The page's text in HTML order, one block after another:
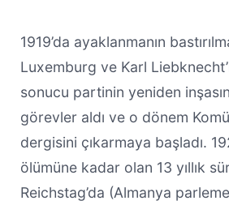
1919’da ayaklanmanın
Luxemburg ve Karl
sonucu partinin yeniden
görevler aldı ve o dönem
dergisini çıkarmaya başladı.
ölümüne kadar olan 13 yıllık
Reichstag’da (Almanya